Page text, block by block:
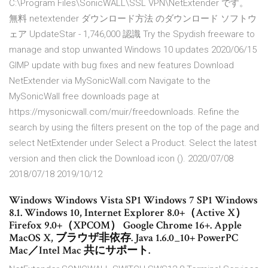
C:\Program Files\SonicWALL\SSL VPN\NetExtender です。
無料 netextender ダウンロード方法 のダウンロード ソフトウ
ェア UpdateStar - 1,746,000 認識 Try the Spydish freeware to
manage and stop unwanted Windows 10 updates 2020/06/15
GIMP update with bug fixes and new features Download
NetExtender via MySonicWall.com Navigate to the
MySonicWall free downloads page at
https://mysonicwall.com/muir/freedownloads. Refine the
search by using the filters present on the top of the page and
select NetExtender under Select a Product. Select the latest
version and then click the Download icon (). 2020/07/08
2018/07/18 2019/10/12
Windows Windows Vista SP1 Windows 7 SP1 Windows
8.1. Windows 10, Internet Explorer 8.0+（Active X）
Firefox 9.0+（XPCOM） Google Chrome 16+. Apple
MacOS X, ブラウザ非依存. Java 1.6.0_10+ PowerPC
Mac／Intel Mac 共にサポート.